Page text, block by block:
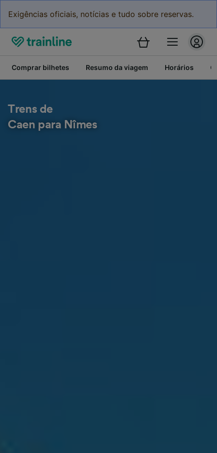
Exigências oficiais, notícias e tudo sobre reservas.
Comprar bilhetes Resumo da viagem Horários
Trens de
Caen para Nîmes